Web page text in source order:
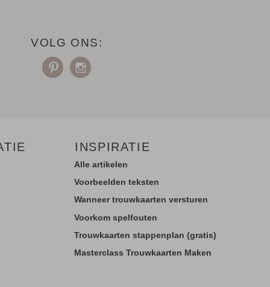
VOLG ONS:
INSPIRATIE
Alle artikelen
Voorbeelden teksten
Wanneer trouwkaarten versturen
Voorkom spelfouten
Trouwkaarten stappenplan (gratis)
Masterclass Trouwkaarten Maken